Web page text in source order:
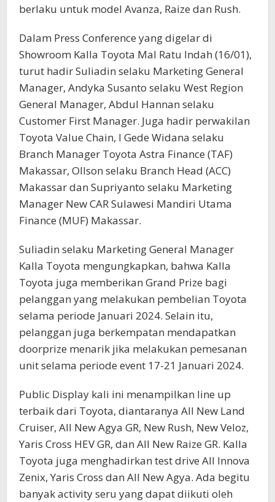
berlaku untuk model Avanza, Raize dan Rush.
Dalam Press Conference yang digelar di
Showroom Kalla Toyota Mal Ratu Indah (16/01),
turut hadir Suliadin selaku Marketing General
Manager, Andyka Susanto selaku West Region
General Manager, Abdul Hannan selaku
Customer First Manager. Juga hadir perwakilan
Toyota Value Chain, I Gede Widana selaku
Branch Manager Toyota Astra Finance (TAF)
Makassar, Ollson selaku Branch Head (ACC)
Makassar dan Supriyanto selaku Marketing
Manager New CAR Sulawesi Mandiri Utama
Finance (MUF) Makassar.
Suliadin selaku Marketing General Manager
Kalla Toyota mengungkapkan, bahwa Kalla
Toyota juga memberikan Grand Prize bagi
pelanggan yang melakukan pembelian Toyota
selama periode Januari 2024. Selain itu,
pelanggan juga berkempatan mendapatkan
doorprize menarik jika melakukan pemesanan
unit selama periode event 17-21 Januari 2024.
Public Display kali ini menampilkan line up
terbaik dari Toyota, diantaranya All New Land
Cruiser, All New Agya GR, New Rush, New Veloz,
Yaris Cross HEV GR, dan All New Raize GR. Kalla
Toyota juga menghadirkan test drive All Innova
Zenix, Yaris Cross dan All New Agya. Ada begitu
banyak activity seru yang dapat diikuti oleh